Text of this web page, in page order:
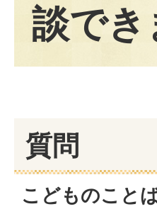
談でき
質問
こどものこと